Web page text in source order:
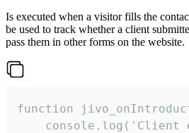
Is executed when a visitor fills the
be used to track whether a client
pass them in other forms on the website.
function
console.log('Client